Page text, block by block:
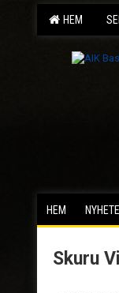
HEM
HEM
Skuru